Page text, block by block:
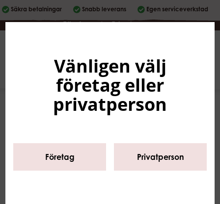
Säkra betalningar Snabb leverans Egen serviceverkstad
Företag | Privatperson
0
Vänligen välj
företag eller
privatperson
Företag Privatperson